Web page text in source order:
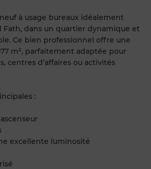
à usage bureaux idéalement
Fath, dans un quartier dynamique et
Ce bien professionnel offre une
m², parfaitement adaptée pour
centres d’affaires ou activités
:
excellente luminosité